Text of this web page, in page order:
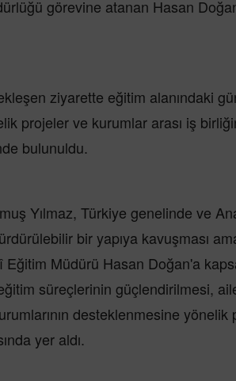
görevine atanan Hasan
ziyarette eğitim alanındaki
projeler ve kurumlar arası iş
bulunuldu.
Yılmaz, Türkiye genelinde ve
bir yapıya kavuşması
Eğitim Müdürü Hasan Doğan'a
süreçlerinin güçlendirilmesi,
desteklenmesine
yer aldı.